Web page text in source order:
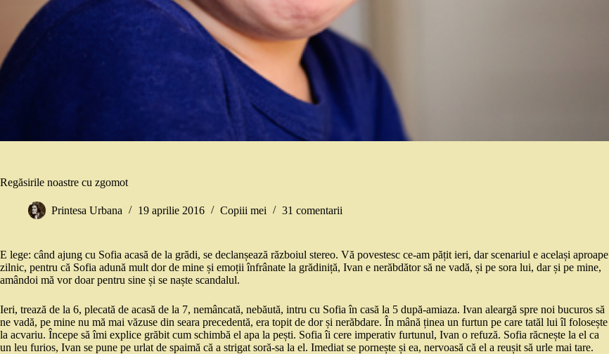
Regăsirile noastre cu zgomot
Printesa Urbana 19 aprilie 2016 Copiii mei 31 comentarii
E lege: când ajung cu Sofia acasă de la grădi, se declanșează războiul stereo. Vă povestesc ce-am pățit ieri, dar scenariul e același aproape
zilnic, pentru că Sofia adună mult dor de mine și emoții înfrânate la grădiniță, Ivan e nerăbdător să ne vadă, și pe sora lui, dar și pe mine,
amândoi mă vor doar pentru sine și se naște scandalul.
Ieri, trează de la 6, plecată de acasă de la 7, nemâncată, nebăută, intru cu Sofia în casă la 5 după-amiaza. Ivan aleargă spre noi bucuros să
ne vadă, pe mine nu mă mai văzuse din seara precedentă, era topit de dor și nerăbdare. În mână ținea un furtun pe care tatăl lui îl folosește
la acvariu. Începe să îmi explice grăbit cum schimbă el apa la pești. Sofia îi cere imperativ furtunul, Ivan o refuză. Sofia răcnește la el ca
un leu furios, Ivan se pune pe urlat de spaimă că a strigat soră-sa la el. Imediat se pornește și ea, nervoasă că el a reușit să urle mai tare.